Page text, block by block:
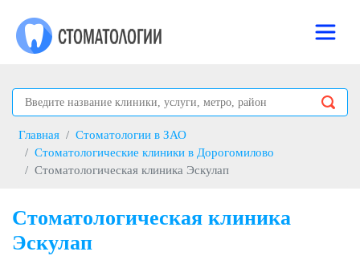
Главная
Стоматологии в ЗАО
Стоматологические клиники в Дорогомилово
Стоматологическая клиника Эскулап
Стоматологическая клиника
Эскулап